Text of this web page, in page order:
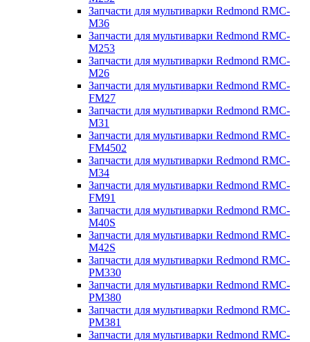
Запчасти для мультиварки Redmond RMC-
M36
Запчасти для мультиварки Redmond RMC-
M253
Запчасти для мультиварки Redmond RMC-
M26
Запчасти для мультиварки Redmond RMC-
FM27
Запчасти для мультиварки Redmond RMC-
M31
Запчасти для мультиварки Redmond RMC-
FM4502
Запчасти для мультиварки Redmond RMC-
M34
Запчасти для мультиварки Redmond RMC-
FM91
Запчасти для мультиварки Redmond RMC-
M40S
Запчасти для мультиварки Redmond RMC-
M42S
Запчасти для мультиварки Redmond RMC-
PM330
Запчасти для мультиварки Redmond RMC-
PM380
Запчасти для мультиварки Redmond RMC-
PM381
Запчасти для мультиварки Redmond RMC-